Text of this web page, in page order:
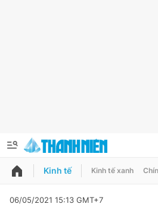
QUẢNG CÁO
Kinh tế Kinh tế xanh
06/05/2021 15:13 GMT+7